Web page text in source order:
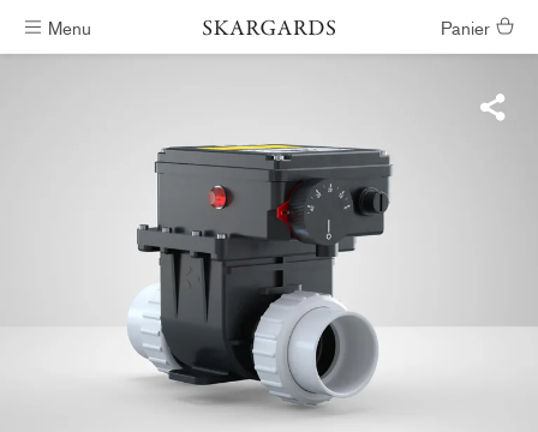
Menu Livraison gratuite Panier